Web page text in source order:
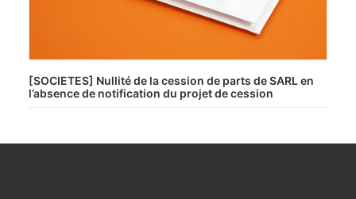
[SOCIETES] Nullité de la cession de parts de SARL en
l’absence de notification du projet de cession